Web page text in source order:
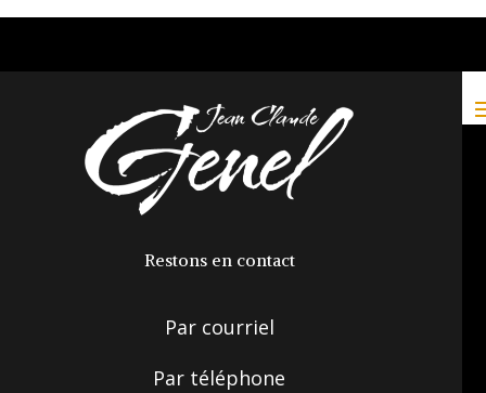
Restons en contact
Par courriel
Par téléphone